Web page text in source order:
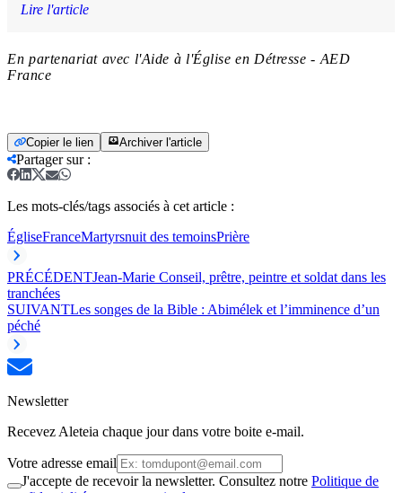
Lire l'article
En partenariat avec l'Aide à l'Église en Détresse - AED
France
Copier le lien Archiver l'article
Partager sur:
Les mots-clés/tags associés à cet article :
ÉgliseFranceMartyrsnuit des temoinsPrière
PRÉCÉDENTJean-Marie Conseil, prêtre, peintre et soldat dans les
tranchées
SUIVANTLes songes de la Bible : Abimélek et l’imminence d’un
péché
Newsletter
Recevez Aleteia chaque jour dans votre boite e-mail.
Votre adresse email
J'accepte de recevoir la newsletter. Consultez notre Politique de